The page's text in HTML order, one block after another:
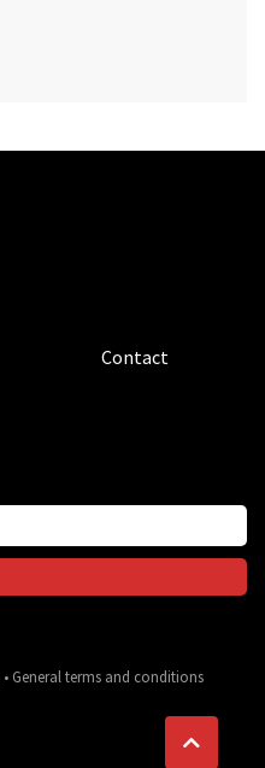
Contact
• General terms and conditions